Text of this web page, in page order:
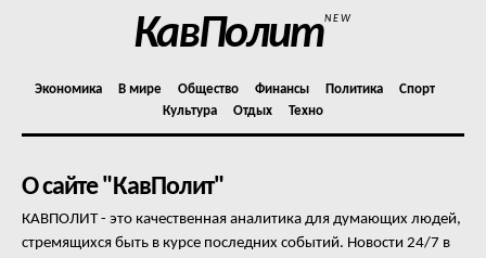
КавПолитNEW
Экономика В мире Общество Финансы Политика
Спорт
Культура
Отдых Техно
О сайте "КавПолит"
КАВПОЛИТ - это качественная аналитика для думающих людей,
стремящихся быть в курсе последних событий. Новости 24/7 в